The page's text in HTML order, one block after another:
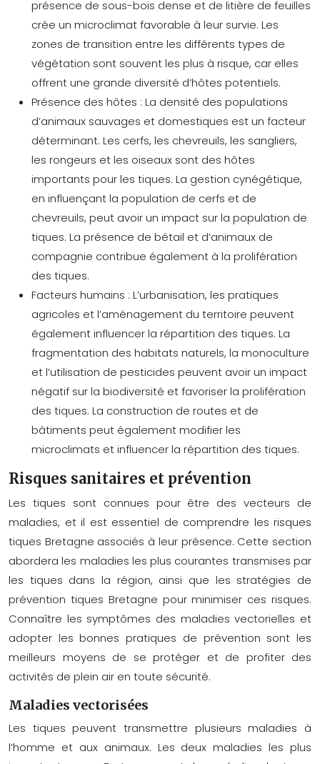
présence de sous-bois dense et de litière de feuilles
crée un microclimat favorable à leur survie. Les
zones de transition entre les différents types de
végétation sont souvent les plus à risque, car elles
offrent une grande diversité d’hôtes potentiels.
Présence des hôtes : La densité des populations
d’animaux sauvages et domestiques est un facteur
déterminant. Les cerfs, les chevreuils, les sangliers,
les rongeurs et les oiseaux sont des hôtes
importants pour les tiques. La gestion cynégétique,
en influençant la population de cerfs et de
chevreuils, peut avoir un impact sur la population de
tiques. La présence de bétail et d’animaux de
compagnie contribue également à la prolifération
des tiques.
Facteurs humains : L’urbanisation, les pratiques
agricoles et l’aménagement du territoire peuvent
également influencer la répartition des tiques. La
fragmentation des habitats naturels, la monoculture
et l’utilisation de pesticides peuvent avoir un impact
négatif sur la biodiversité et favoriser la prolifération
des tiques. La construction de routes et de
bâtiments peut également modifier les
microclimats et influencer la répartition des tiques.
Risques sanitaires et prévention
Les tiques sont connues pour être des vecteurs de
maladies, et il est essentiel de comprendre les risques
tiques Bretagne associés à leur présence. Cette section
abordera les maladies les plus courantes transmises par
les tiques dans la région, ainsi que les stratégies de
prévention tiques Bretagne pour minimiser ces risques.
Connaître les symptômes des maladies vectorielles et
adopter les bonnes pratiques de prévention sont les
meilleurs moyens de se protéger et de profiter des
activités de plein air en toute sécurité.
Maladies vectorisées
Les tiques peuvent transmettre plusieurs maladies à
l’homme et aux animaux. Les deux maladies les plus